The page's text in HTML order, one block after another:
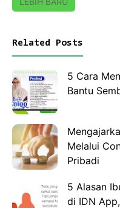
Related Posts
5 Cara
Bantu
Melalui
Pribadi
5 Alasan
di IDN